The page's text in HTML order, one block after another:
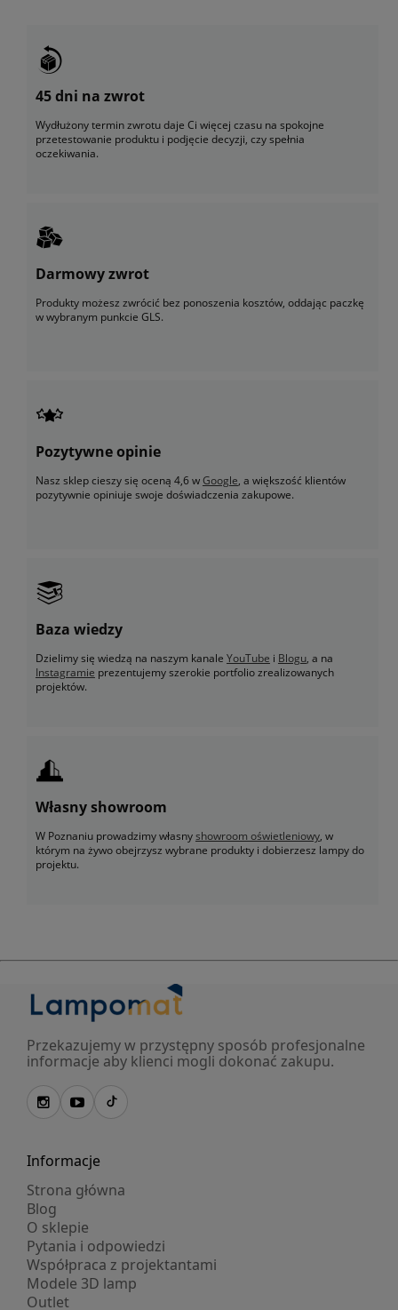
45 dni na zwrot
Wydłużony termin zwrotu daje Ci więcej czasu na spokojne
przetestowanie produktu i podjęcie decyzji, czy spełnia
oczekiwania.
Darmowy zwrot
Produkty możesz zwrócić bez ponoszenia kosztów, oddając paczkę
w wybranym punkcie GLS.
Pozytywne opinie
Nasz sklep cieszy się oceną 4,6 wGoogle, a większość klientów
pozytywnie opiniuje swoje doświadczenia zakupowe.
Baza wiedzy
Dzielimy się wiedzą na naszym kanale YouTube i Blogu, a na
Instagramie prezentujemy szerokie portfolio zrealizowanych
projektów.
Własny showroom
W Poznaniu prowadzimy własnyshowroom oświetleniowy, w
którym na żywo obejrzysz wybrane produkty i dobierzesz lampy do
projektu.
Przekazujemy w przystępny sposób profesjonalne
informacje aby klienci mogli dokonać zakupu.
Informacje
Strona główna
Blog
O sklepie
Pytania i odpowiedzi
Współpraca z projektantami
Modele 3D lamp
Outlet